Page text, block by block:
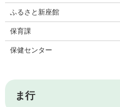
ふるさと新座館
保育課
保健センター
ま行